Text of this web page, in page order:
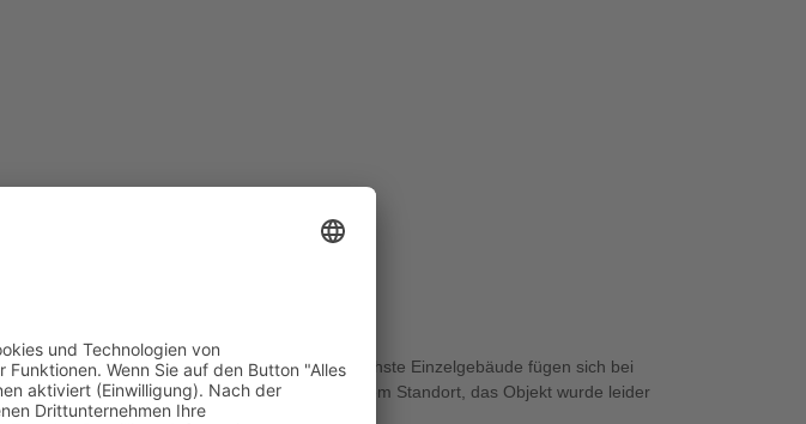
in Erfurt-Linderbach konzipiert. Unterschiedlichste Einzelgebäude fügen sich bei
war höher als der Bedarf an diesem Standort, das Objekt wurde leider